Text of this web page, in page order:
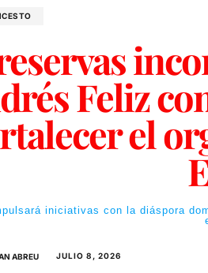
Feliz
el
iniciativas con la diáspora
ABREU JULIO 8, 2026